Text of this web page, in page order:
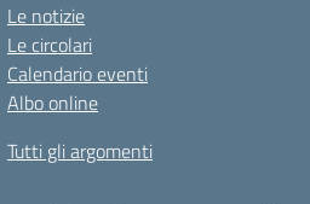
Le notizie
Le circolari
Calendario eventi
Albo online
Tutti gli argomenti